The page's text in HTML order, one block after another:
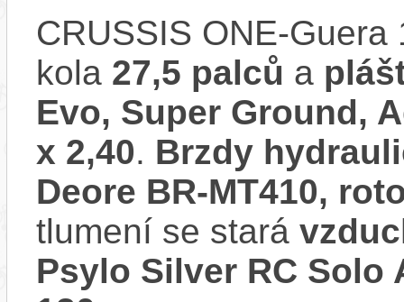
CRUSSIS ONE-
kola 27,5 palců a
Evo, Super Ground,
x 2,40. Brzdy
Deore BR-MT410,
tlumení se stará
Psylo Silver RC Solo